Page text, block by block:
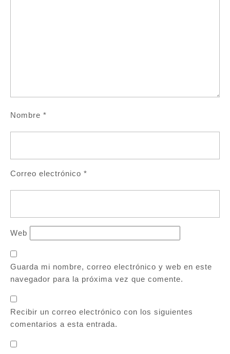
Nombre *
Correo electrónico *
Web
Guarda mi nombre, correo electrónico y web en este
navegador para la próxima vez que comente.
Recibir un correo electrónico con los siguientes
comentarios a esta entrada.